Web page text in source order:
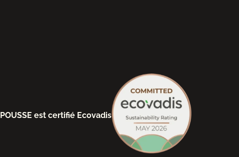
POUSSE est certifié Ecovadis